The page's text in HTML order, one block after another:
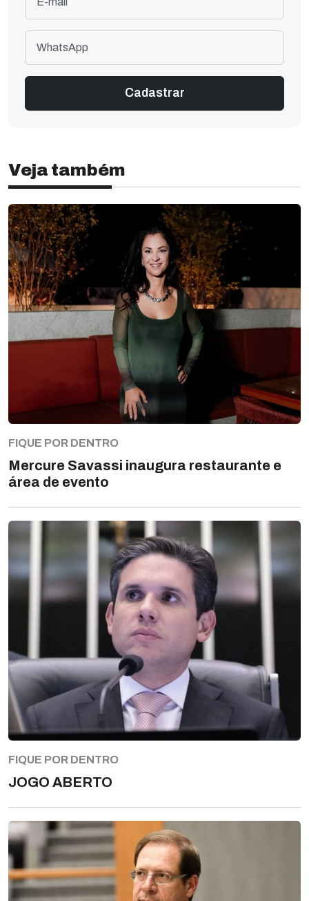
Veja também
FIQUE POR DENTRO
Mercure Savassi inaugura restaurante e
área de evento
FIQUE POR DENTRO
JOGO ABERTO